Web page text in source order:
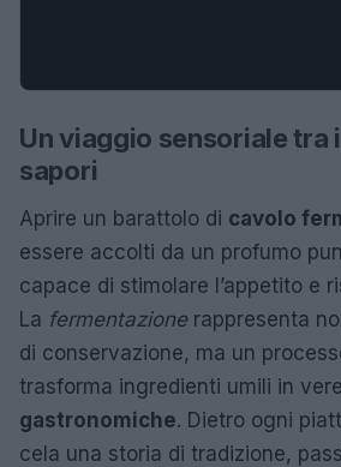
Un viaggio sensoriale tra
sapori
Aprire un barattolo di cavolo
essere accolti da un profumo
capace di stimolare l’appetito e
La fermentazionerappresenta
di conservazione, ma un
trasforma ingredienti umili in
gastronomiche. Dietro ogni
cela una storia di tradizione,